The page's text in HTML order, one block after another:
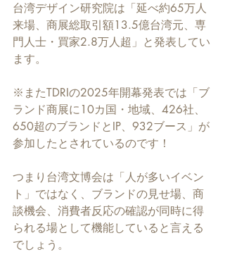
台湾デザイン研究院は「延べ約65万人
来場、商展総取引額13.5億台湾元、専
門人士・買家2.8万人超」と発表してい
ます。
※またTDRIの2025年開幕発表では「ブ
ランド商展に10カ国・地域、426社、
650超のブランドとIP、932ブース」が
参加したとされているのです！
つまり台湾文博会は「人が多いイベン
ト」ではなく、ブランドの見せ場、商
談機会、消費者反応の確認が同時に得
られる場として機能していると言える
でしょう。